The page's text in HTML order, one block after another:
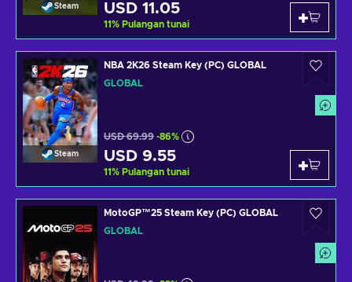
Steam USD 11.05
11% Pulangan tunai
Steam
NBA 2K26 Steam Key (PC) GLOBAL
GLOBAL
USD 69.99 -86%
USD 9.55
11% Pulangan tunai
MotoGP™25 Steam Key (PC) GLOBAL
GLOBAL